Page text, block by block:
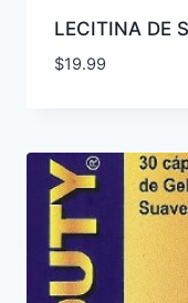
LECITINA DE
$19.99